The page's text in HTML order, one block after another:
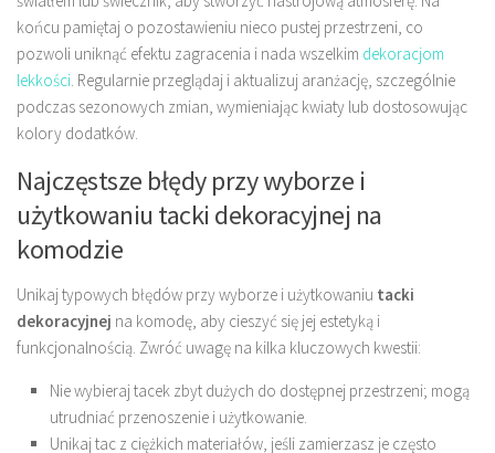
końcu pamiętaj o pozostawieniu nieco pustej przestrzeni, co
pozwoli uniknąć efektu zagracenia i nada wszelkim dekoracjom
lekkości . Regularnie przeglądaj i aktualizuj aranżację, szczególnie
podczas sezonowych zmian, wymieniając kwiaty lub dostosowując
kolory dodatków.
Najczęstsze błędy przy wyborze i
użytkowaniu tacki dekoracyjnej na
komodzie
Unikaj typowych błędów przy wyborze i użytkowaniu tacki
dekoracyjnej na komodę, aby cieszyć się jej estetyką i
funkcjonalnością. Zwróć uwagę na kilka kluczowych kwestii:
Nie wybieraj tacek zbyt dużych do dostępnej przestrzeni; mogą
utrudniać przenoszenie i użytkowanie.
Unikaj tac z ciężkich materiałów, jeśli zamierzasz je często